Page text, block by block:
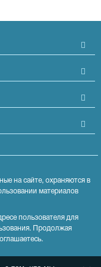
на сайте, охраняются в
материалов
пользователя для
Продолжая